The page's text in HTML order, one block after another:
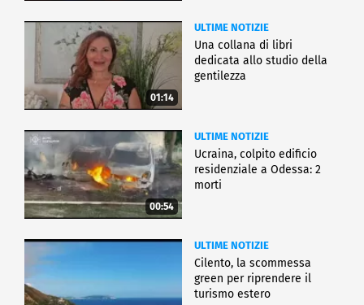
01:14
ULTIME NOTIZIE
Una collana di libri
dedicata allo studio della
gentilezza
00:54
ULTIME NOTIZIE
Ucraina, colpito edificio
residenziale a Odessa: 2
morti
ULTIME NOTIZIE
Cilento, la scommessa
green per riprendere il
turismo estero